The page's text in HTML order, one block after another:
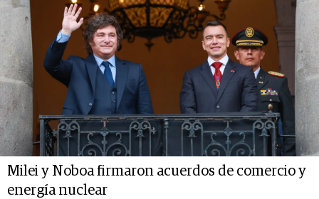
Milei y Noboa firmaron acuerdos de comercio y
energía nuclear